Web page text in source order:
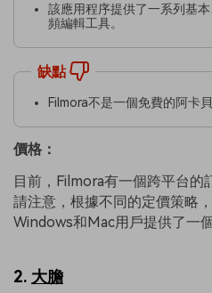
該應用程序提供了一系列基
頻編輯工具。
缺點
Filmora不是一個免費的阿卡
價格：
目前，Filmora有一個跨平台的
請注意，根據不同的定價策略
Windows和Mac用戶提供了一
2. 大膽